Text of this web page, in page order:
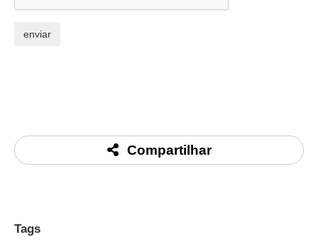
Compartilhar
Tags